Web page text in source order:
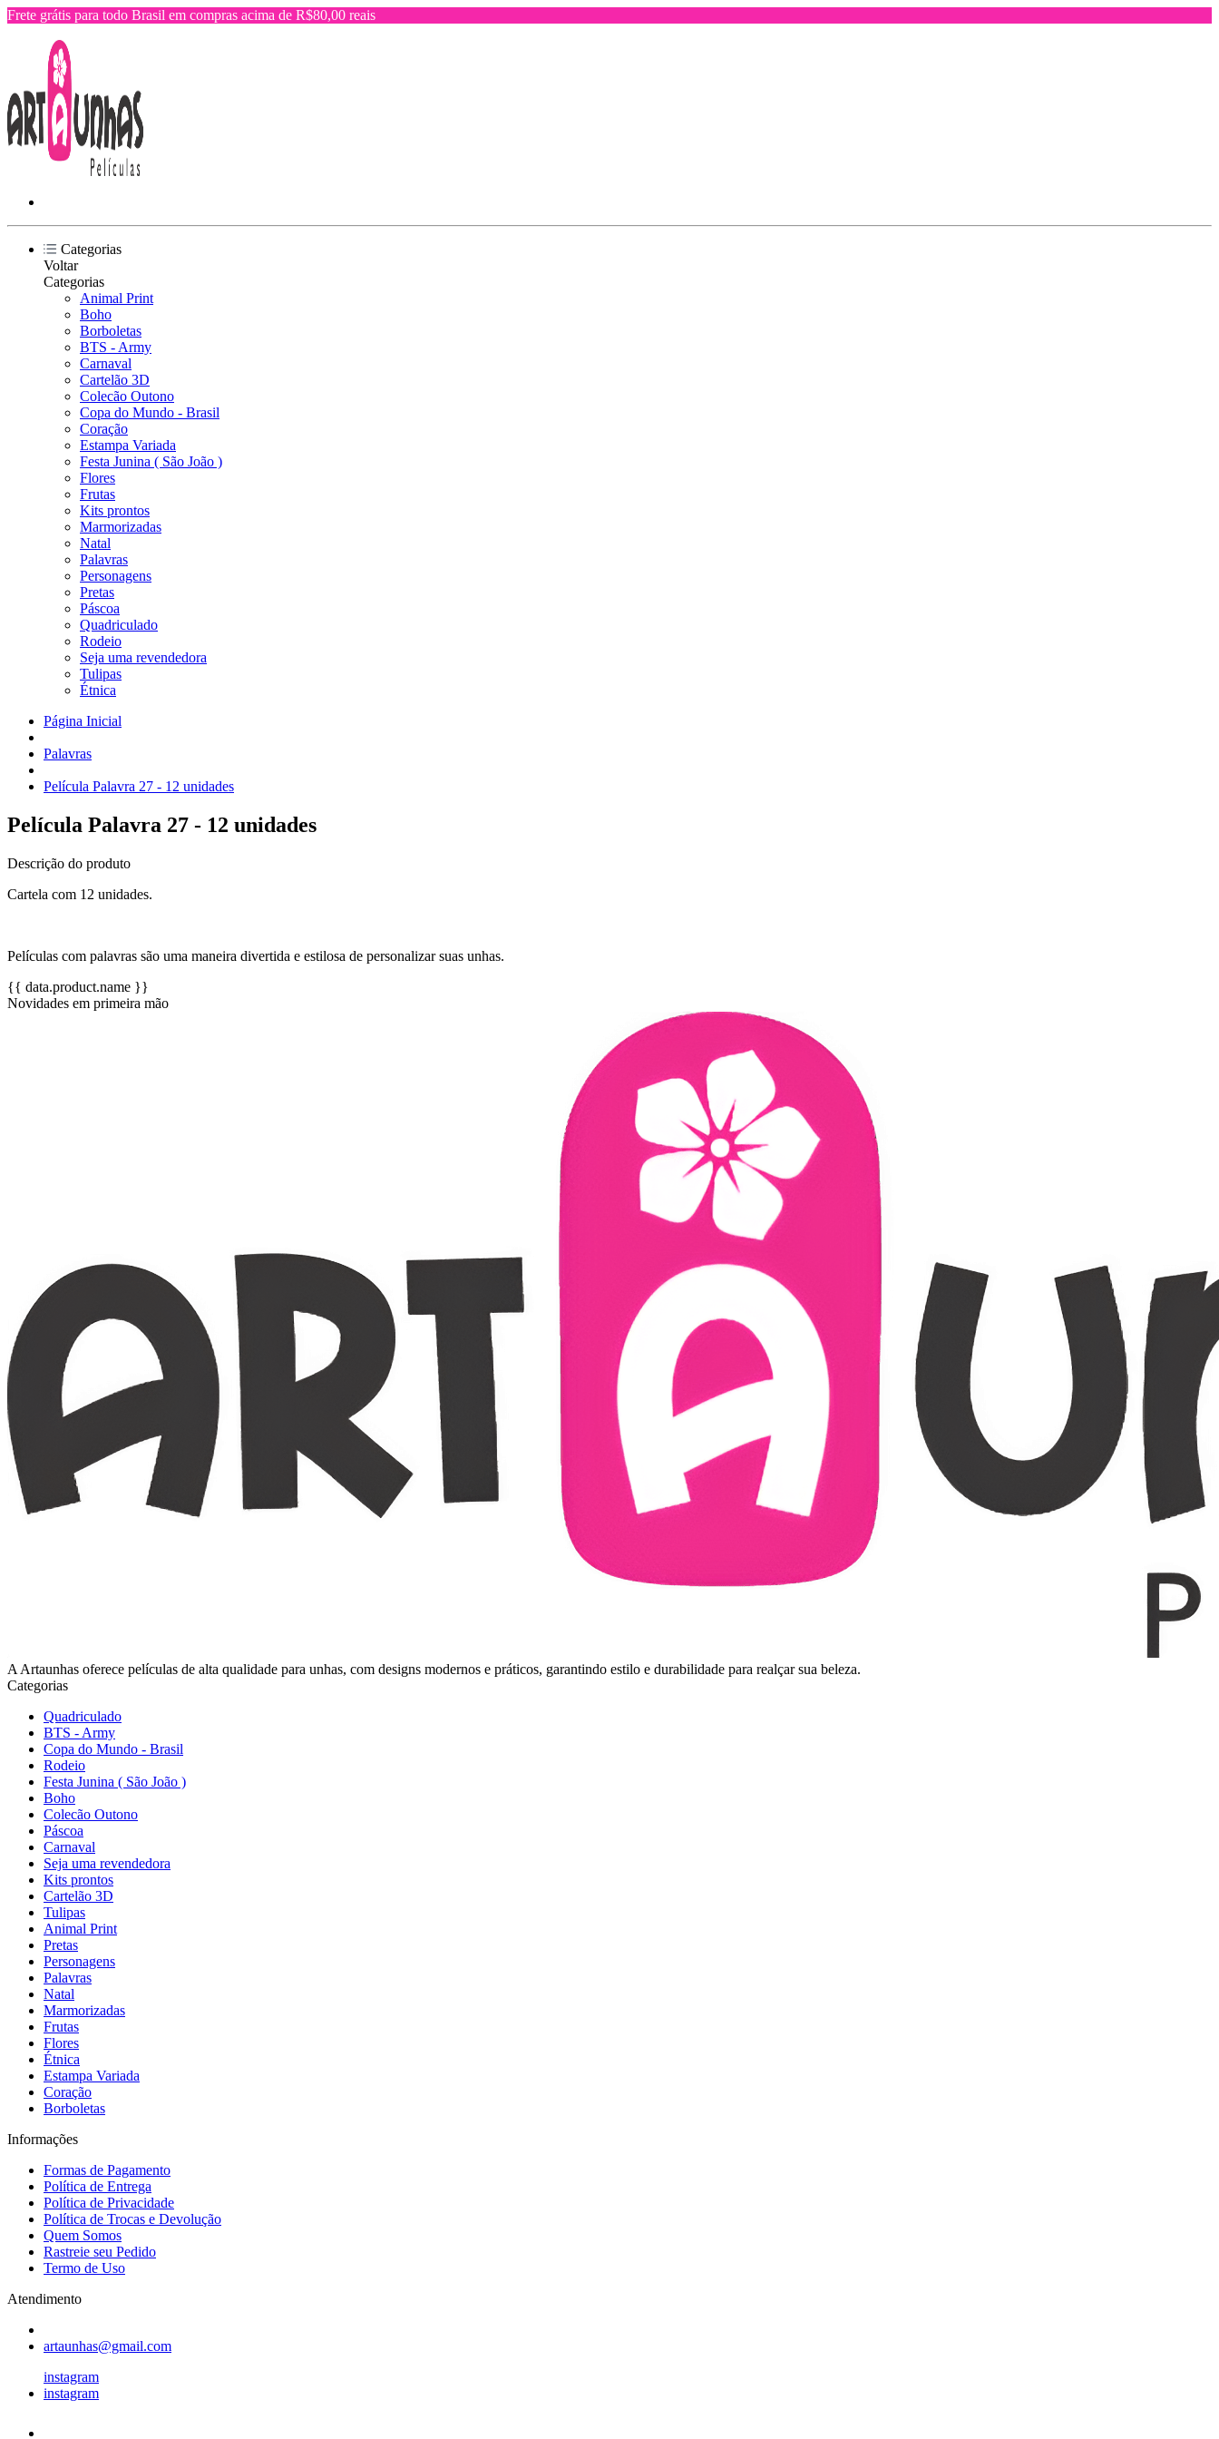
Frete grátis para todo Brasil em compras acima de R$80,00 reais
Categorias
Voltar
Categorias
Animal Print
Boho
Borboletas
BTS - Army
Carnaval
Cartelão 3D
Colecão Outono
Copa do Mundo - Brasil
Coração
Estampa Variada
Festa Junina ( São João )
Flores
Frutas
Kits prontos
Marmorizadas
Natal
Palavras
Personagens
Pretas
Páscoa
Quadriculado
Rodeio
Seja uma revendedora
Tulipas
Étnica
Página Inicial
Palavras
Película Palavra 27 - 12 unidades
Película Palavra 27 - 12 unidades
Descrição do produto
Cartela com 12 unidades.
Películas com palavras são uma maneira divertida e estilosa de personalizar suas unhas.
{{ data.product.name }}
Novidades em primeira mão
A Artaunhas oferece películas de alta qualidade para unhas, com designs modernos e práticos, garantindo estilo e durabilidade para realçar sua beleza.
Categorias
Quadriculado
BTS - Army
Copa do Mundo - Brasil
Rodeio
Festa Junina ( São João )
Boho
Colecão Outono
Páscoa
Carnaval
Seja uma revendedora
Kits prontos
Cartelão 3D
Tulipas
Animal Print
Pretas
Personagens
Palavras
Natal
Marmorizadas
Frutas
Flores
Étnica
Estampa Variada
Coração
Borboletas
Informações
Formas de Pagamento
Política de Entrega
Política de Privacidade
Política de Trocas e Devolução
Quem Somos
Rastreie seu Pedido
Termo de Uso
Atendimento
artaunhas@gmail.com
instagram
instagram